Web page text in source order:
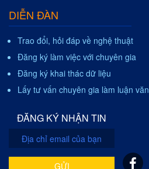
DIỄN ĐÀN
Trao đổi, hỏi đáp về nghệ thuật
Đăng ký làm việc với chuyên gia
Đăng ký khai thác dữ liệu
Lấy tư vấn chuyên gia làm luận văn
ĐĂNG KÝ NHẬN TIN
GỬI